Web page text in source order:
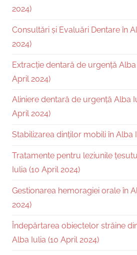
2024)
Consultări și Evaluări Dentare în
2024)
Extracție dentară de urgență Alba
April 2024)
Aliniere dentară de urgență Alba
April 2024)
Stabilizarea dinților mobili în Alba
Tratamente pentru leziunile
Iulia (10 April 2024)
Gestionarea hemoragiei orale în
2024)
Îndepărtarea obiectelor străine
Alba Iulia (10 April 2024)